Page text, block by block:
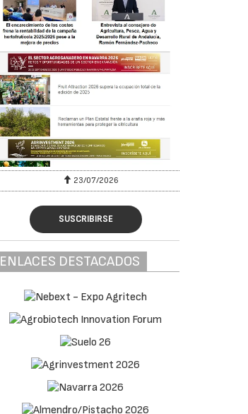
23/07/2026
SUSCRIBIRSE
ENLACES DESTACADOS